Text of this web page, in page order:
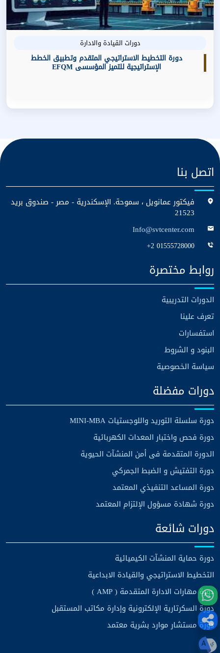
دورات القيادة والادارة
دورة التخطيط الاستراتيجي المتقدم وتطبيق الخطط
الإستراتيجية للتميز المؤسسى EFQM
اتصل بنا
فيكتور عمانويل ، سموحة. الإسكندرية - مصر - صندوق بريد
21523
Info@svtcenter.com
+2 01555728000
روابط مختصرة
الدورات التدريبية
تعرف علينا
استفسارات
البنود و الشروط
سياسة الخصوصية
دورات مفضلة
دورة سلسلة التوريد واللوجستيات MINI-MBA
دورة فحص واختبار المعدات الكهربائية
الدورة المتقدمة فى أمن المنشآت الحيوية
دورة التفتيش و الضبط الجمركي
دورة المساعد التنفيذي المعتمد
دورة شهادة مسؤول الإلتزام المعتمد
دورات شائعة
دورة حماية المنشآت الكيميائية
التخطيط الاستراتيجي والقيادة الابداعية
دورة مهارات الادارة المتقدمة ( AMP )
دورة السكرتارية الإلكترونية وإدارة مكاتب المستقبل
دورة مستشار موارد بشرية معتمد